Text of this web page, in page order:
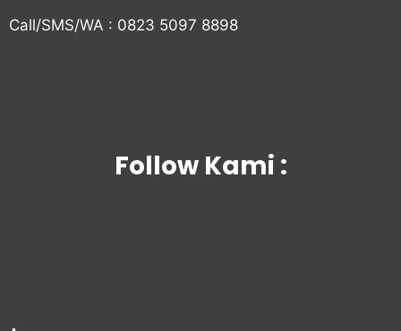
Call/SMS/WA : 0823 5097 8898
Follow Kami :